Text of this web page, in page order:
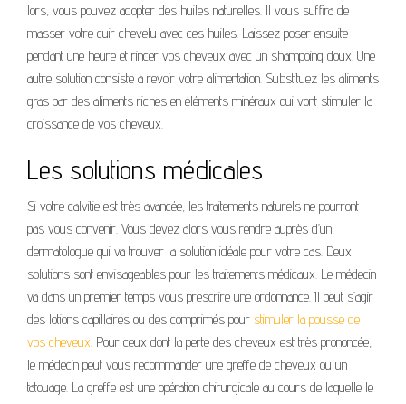
lors, vous pouvez adopter des huiles naturelles. Il vous suffira de
masser votre cuir chevelu avec ces huiles. Laissez poser ensuite
pendant une heure et rincer vos cheveux avec un shampoing doux. Une
autre solution consiste à revoir votre alimentation. Substituez les aliments
gras par des aliments riches en éléments minéraux qui vont stimuler la
croissance de vos cheveux.
Les solutions médicales
Si votre calvitie est très avancée, les traitements naturels ne pourront
pas vous convenir. Vous devez alors vous rendre auprès d’un
dermatologue qui va trouver la solution idéale pour votre cas. Deux
solutions sont envisageables pour les traitements médicaux. Le médecin
va dans un premier temps vous prescrire une ordonnance. Il peut s’agir
des lotions capillaires ou des comprimés pour stimuler la pousse de
vos cheveux. Pour ceux dont la perte des cheveux est très prononcée,
le médecin peut vous recommander une greffe de cheveux ou un
tatouage. La greffe est une opération chirurgicale au cours de laquelle le